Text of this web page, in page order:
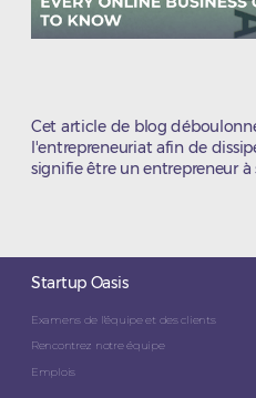
Cet article de blog
l'entrepreneuriat afin de
signifie être un entrepreneur à
Startup Oasis
Examens de l'équipe et des clients
Rencontrez notre équipe
Emplois